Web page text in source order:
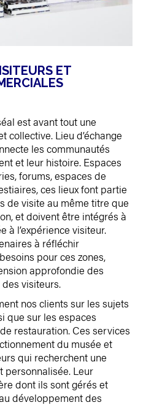
ET
est avant tout une
collective. Lieu d’échange
les communautés
et leur histoire. Espaces
forums, espaces de
ces lieux font partie
de visite au même titre que
et doivent être intégrés à
à l’expérience visiteur.
à réfléchir
pour ces zones,
approfondie des
visiteurs.
nos clients sur les sujets
que sur les espaces
restauration. Ces services
du musée et
qui recherchent une
personnalisée. Leur
dont ils sont gérés et
développement des